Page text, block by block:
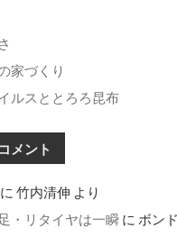
家づくり
ルスととろろ昆布
メント
に 竹内清伸 より
・リタイヤは一瞬に ボン